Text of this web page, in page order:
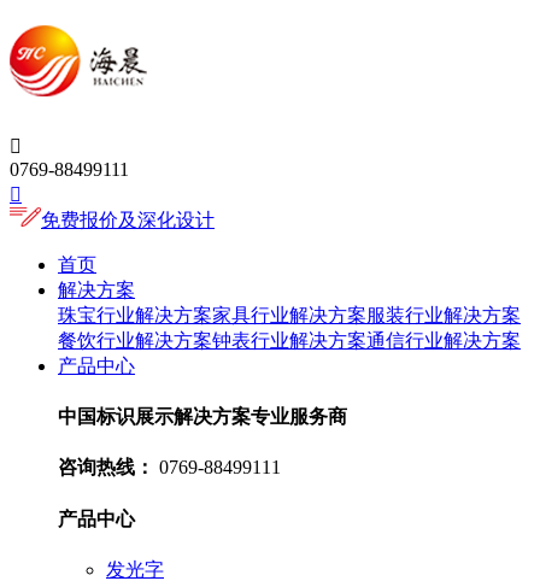

0769-88499111

免费报价及深化设计
首页
解决方案
珠宝行业解决方案家具行业解决方案服装行业解决方案
餐饮行业解决方案钟表行业解决方案通信行业解决方案
产品中心
中国标识展示解决方案专业服务商
咨询热线： 0769-88499111
产品中心
发光字